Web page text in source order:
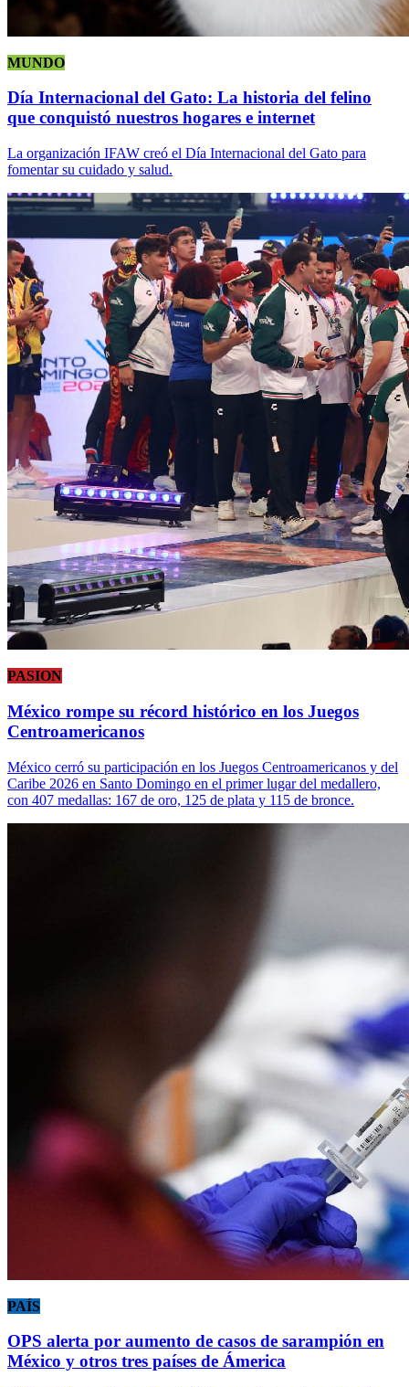
MUNDO
Día Internacional del Gato: La historia del felino
que conquistó nuestros hogares e internet
La organización IFAW creó el Día Internacional del Gato para
fomentar su cuidado y salud.
PASION
México rompe su récord histórico en los Juegos
Centroamericanos
México cerró su participación en los Juegos Centroamericanos y del
Caribe 2026 en Santo Domingo en el primer lugar del medallero,
con 407 medallas: 167 de oro, 125 de plata y 115 de bronce.
PAÍS
OPS alerta por aumento de casos de sarampión en
México y otros tres países de Ámerica